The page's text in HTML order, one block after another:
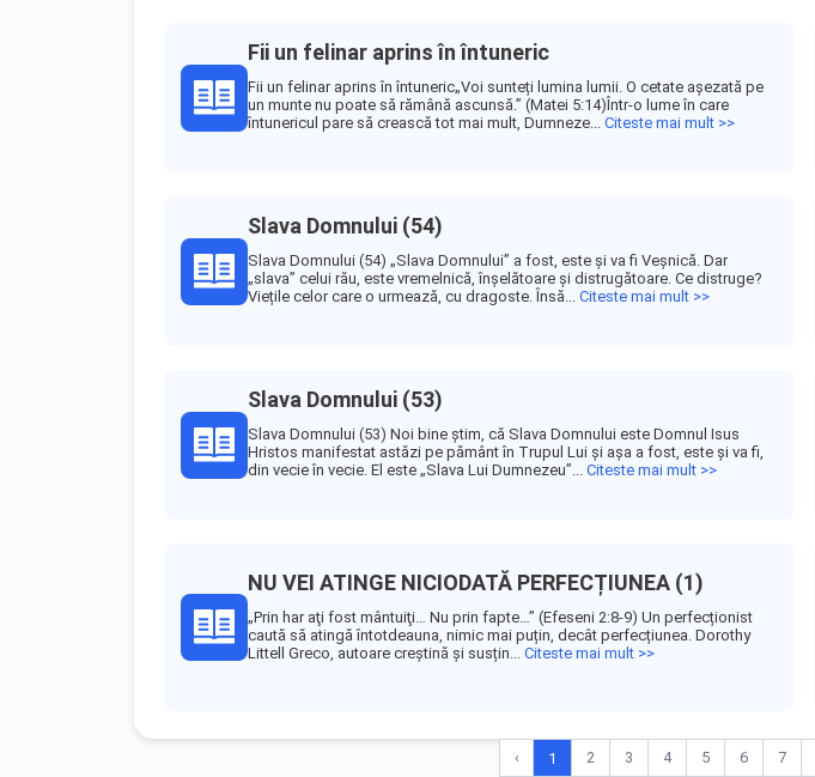
Fii un felinar aprins în întuneric
Fii un felinar aprins în întuneric„Voi sunteți lumina lumii. O cetate așezată pe
un munte nu poate să rămână ascunsă.” (Matei 5:14)Într-o lume în care
întunericul pare să crească tot mai mult, Dumneze... Citeste mai mult >>
Slava Domnului (54)
Slava Domnului (54) „Slava Domnului” a fost, este și va fi Veșnică. Dar
„slava” celui rău, este vremelnică, înșelătoare și distrugătoare. Ce distruge?
Viețile celor care o urmează, cu dragoste. Însă... Citeste mai mult >>
Slava Domnului (53)
Slava Domnului (53) Noi bine știm, că Slava Domnului este Domnul Isus
Hristos manifestat astăzi pe pământ în Trupul Lui și așa a fost, este și va fi,
din vecie în vecie. El este „Slava Lui Dumnezeu”... Citeste mai mult >>
NU VEI ATINGE NICIODATĂ PERFECȚIUNEA (1)
„Prin har aţi fost mântuiţi… Nu prin fapte…” (Efeseni 2:8-9) Un perfecționist
caută să atingă întotdeauna, nimic mai puțin, decât perfecțiunea. Dorothy
Littell Greco, autoare creștină și susțin... Citeste mai mult >>
‹ 1 2 3 4 5 6 7